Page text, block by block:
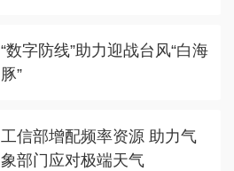
“数字防线”助力迎战台风“白海
豚”
工信部增配频率资源 助力气
象部门应对极端天气